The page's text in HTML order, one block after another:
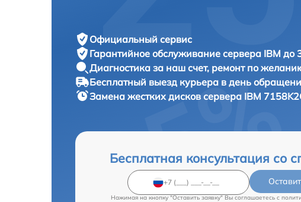
Официальный сервис
Гарантийное обслуживание сервера IBM до
Диагностика за наш счет, ремонт по
Бесплатный выезд курьера в день
Замена жестких дисков сервера IBM
Бесплатная консультация со
Нажимая на кнопку "Оставить заявку" Вы соглашаетесь c